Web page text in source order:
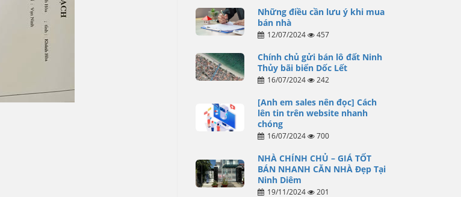
Những điều cần lưu ý khi mua
bán nhà
12/07/2024 457
Chính chủ gửi bán lô đất Ninh
Thủy bãi biển Dốc Lết
16/07/2024 242
[Anh em sales nên đọc] Cách
lên tin trên website nhanh
chóng
16/07/2024 700
NHÀ CHÍNH CHỦ – GIÁ TỐT
BÁN NHANH CĂN NHÀ Đẹp Tại
Ninh Diêm
19/11/2024 201